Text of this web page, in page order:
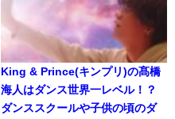
King & Prince(キンプリ)の髙橋
海人はダンス世界一レベル！？
ダンススクールや子供の頃のダ